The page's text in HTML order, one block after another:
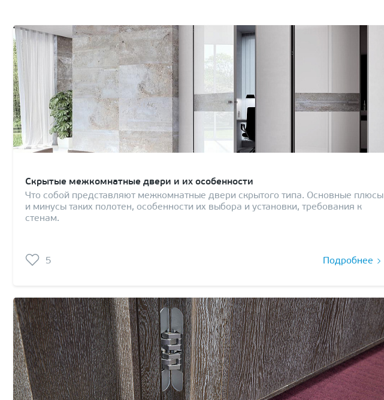
Скрытые межкомнатные двери и их особенности
Что собой представляют межкомнатные двери скрытого типа. Основные плюсы
и минусы таких полотен, особенности их выбора и установки, требования к
стенам.
5 Подробнее